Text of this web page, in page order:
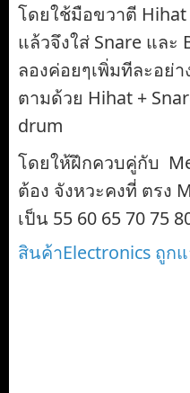
โดยใช้มือขวาตี
แล้วจึงใส่ Snare แล
ลองค่อยๆเพิ่มทีละอย่า
ตามด้วย Hihat +
drum
โดยให้ฝึกควบคู่กับ
ต้อง จังหวะคงที่ ตรง
เป็น 55 60 65 70 75
สินค้าElectronics ถูก